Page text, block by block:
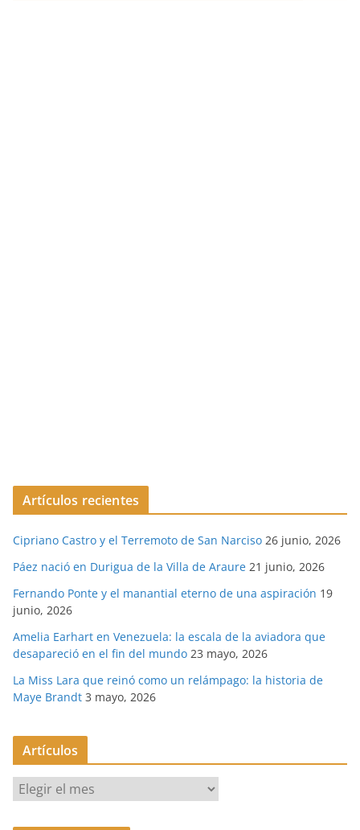
Artículos recientes
Cipriano Castro y el Terremoto de San Narciso 26 junio, 2026
Páez nació en Durigua de la Villa de Araure 21 junio, 2026
Fernando Ponte y el manantial eterno de una aspiración 19
junio, 2026
Amelia Earhart en Venezuela: la escala de la aviadora que
desapareció en el fin del mundo 23 mayo, 2026
La Miss Lara que reinó como un relámpago: la historia de
Maye Brandt 3 mayo, 2026
Artículos
r
t